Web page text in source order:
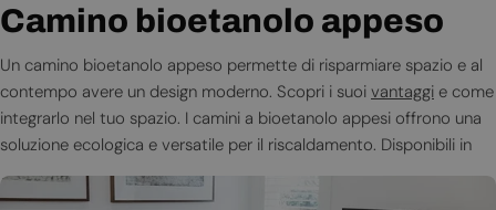
C
o
l
l
e
Camino bioetanolo appeso
Un camino bioetanolo appeso permette di risparmiare spazio e al
contempo avere un design moderno. Scopri i suoi vantaggi e come
integrarlo nel tuo spazio. I camini a bioetanolo appesi offrono una
soluzione ecologica e versatile per il riscaldamento. Disponibili in
diversi modelli, si adattano a varie esigenze estetiche e funzionali.
Una corretta installazione e manutenzione garantiscono sicurezza